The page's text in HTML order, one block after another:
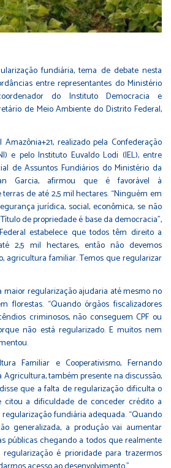
fundiária, tema de debate nesta
entre representantes do Ministério
do Instituto Democracia e
de Meio Ambiente do Distrito Federal,
realizado pela Confederação
e pelo Instituto Euvaldo Lodi (IEL), entre
de Assuntos Fundiários do Ministério da
Garcia, afirmou que é favorável à
de até 2,5 mil hectares. “Ninguém em
jurídica, social, econômica, se não
de propriedade é base da democracia”,
estabelece que todos têm direito a
2,5 mil hectares, então não devemos
agricultura familiar. Temos que regularizar
maior regularização ajudaria até mesmo no
florestas. “Quando órgãos fiscalizadores
criminosos, não conseguem CPF ou
não está regularizado. E muitos nem
Familiar e Cooperativismo, Fernando
Agricultura, também presente na discussão,
que a falta de regularização dificulta o
citou a dificuldade de conceder crédito a
fundiária adequada. “Quando
generalizada, a produção vai aumentar
públicas chegando a todos que realmente
regularização é prioridade para trazermos